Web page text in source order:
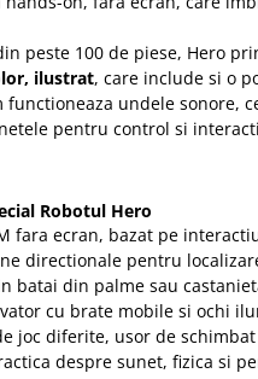
peste 100 de piese, Hero
ilustrat, care include si o
functioneaza undele sonore,
pentru control si
Robotul Hero
fara ecran, bazat pe
directionale pentru
batai din palme sau
cu brate mobile si ochi
joc diferite, usor de schimbat
despre sunet, fizica si